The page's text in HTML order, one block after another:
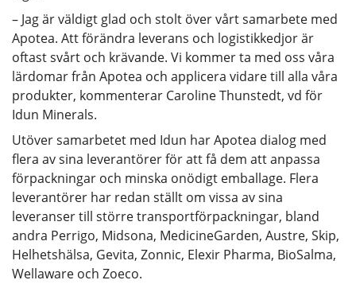
– Jag är väldigt glad och stolt över vårt samarbete med
Apotea. Att förändra leverans och logistikkedjor är
oftast svårt och krävande. Vi kommer ta med oss våra
lärdomar från Apotea och applicera vidare till alla våra
produkter, kommenterar Caroline Thunstedt, vd för
Idun Minerals.
Utöver samarbetet med Idun har Apotea dialog med
flera av sina leverantörer för att få dem att anpassa
förpackningar och minska onödigt emballage. Flera
leverantörer har redan ställt om vissa av sina
leveranser till större transportförpackningar, bland
andra Perrigo, Midsona, MedicineGarden, Austre, Skip,
Helhetshälsa, Gevita, Zonnic, Elexir Pharma, BioSalma,
Wellaware och Zoeco.